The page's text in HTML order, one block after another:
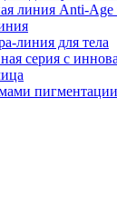
линия Anti-Age
линия для тела
серия с
пигментации